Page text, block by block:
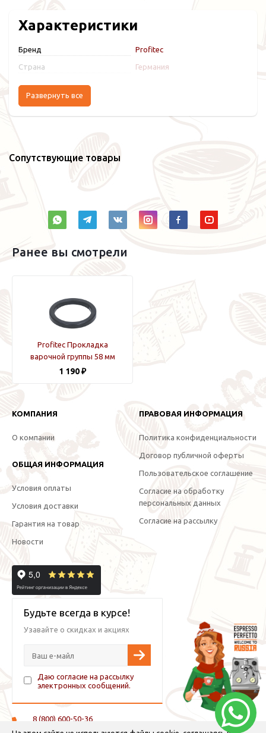
Характеристики
Бренд Profitec
Страна Германия
Развернуть все
Сопутствующие товары
Ранее вы смотрели
Profitec Прокладка
варочной группы 58 мм
1 190 ₽
КОМПАНИЯ
О компании
ОБЩАЯ ИНФОРМАЦИЯ
Условия оплаты
Условия доставки
Гарантия на товар
Новости
ПРАВОВАЯ ИНФОРМАЦИЯ
Политика конфиденциальности
Договор публичной оферты
Пользовательское соглашение
Согласие на обработку
персональных данных
Согласие на рассылку
Будьте всегда в курсе!
Узавайте о скидках и акциях
Даю согласие на рассылку
электронных сообщений.
8 (800) 600-50-36
+7 (921) 882-11-99 (WhatsApp, Viber, Telegram)